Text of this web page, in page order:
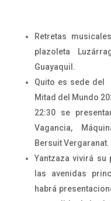
Retretas
plazoleta
Guayaquil.
Quito es sede del
Mitad del Mundo
22:30 se
Vagancia,
Bersuit Vergaranat.
Yantzaza vivirá su
las avenidas
habrá